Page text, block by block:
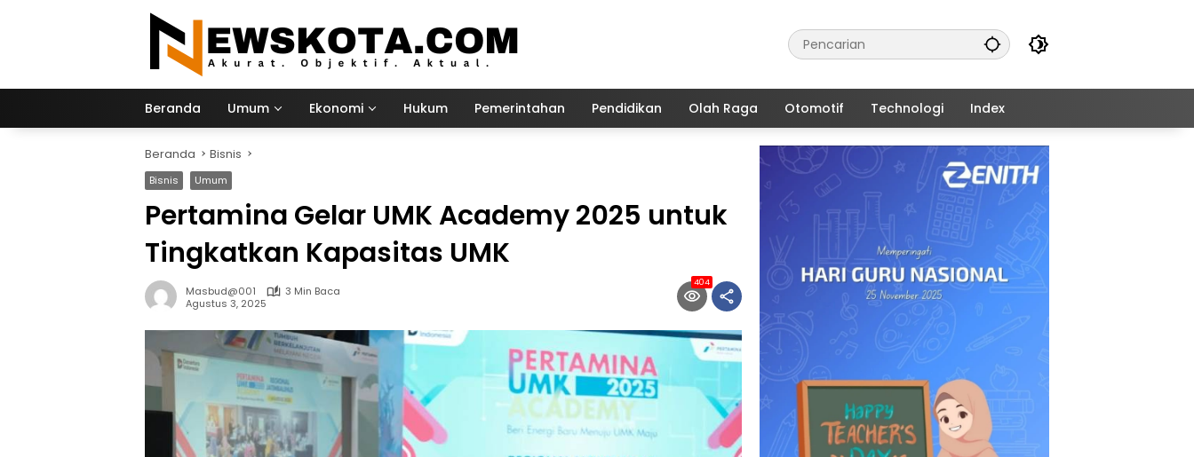
Beranda Umum Ekonomi Hukum Pemerintahan Pendidikan Olah Raga Otomotif Technologi Index
Beranda Bisnis
Bisnis Umum
Pertamina Gelar UMK Academy 2025 untuk
Tingkatkan Kapasitas UMK
Masbud@001
3 Min Baca
Agustus 3, 2025
404